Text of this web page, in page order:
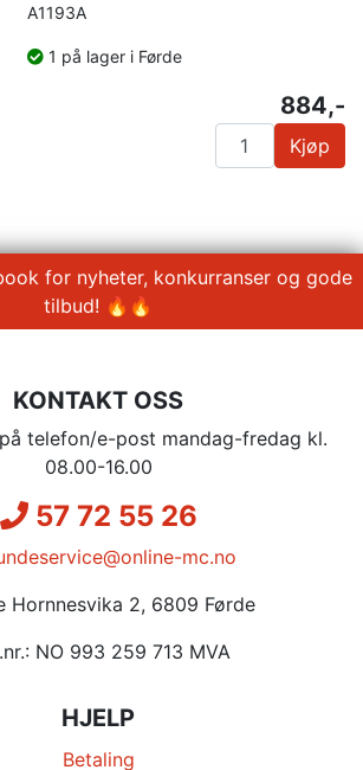
A1193A
1 på lager i Førde
884,-
Kjøp
for nyheter, konkurranser og gode
tilbud! 🔥🔥
KONTAKT OSS
telefon/e-post mandag-fredag kl.
08.00-16.00
57 72 55 26
mc.no
Hornnesvika 2, 6809 Førde
NO 993 259 713 MVA
HJELP
Betaling